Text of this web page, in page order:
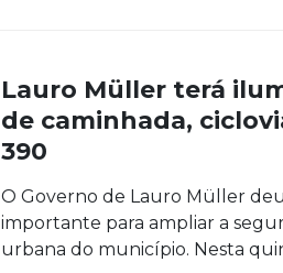
Lauro Müller terá
de caminhada,
390
O Governo de Lauro Müller
importante para ampliar a
urbana do município. Nesta